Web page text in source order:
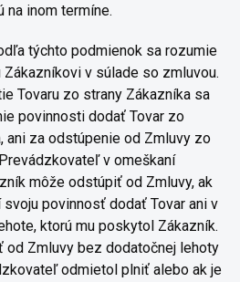
na inom termíne.
týchto podmienok sa rozumie
Zákazníkovi v súlade so zmluvou.
Tovaru zo strany Zákazníka sa
povinnosti dodať Tovar zo
ani za odstúpenie od Zmluvy zo
v omeškaní
môže odstúpiť od Zmluvy, ak
svoju povinnosť dodať Tovar ani v
ktorú mu poskytol Zákazník.
od Zmluvy bez dodatočnej lehoty
odmietol plniť alebo ak je